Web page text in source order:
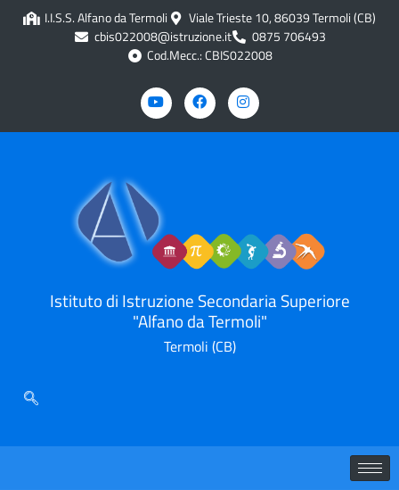
contenutoI.I.S.S. Alfano da Termoli
Viale Trieste 10, 86039 Termoli (CB)
cbis022008@istruzione.it
0875 706493
Cod.Mecc.: CBIS022008
Istituto di Istruzione Secondaria Superiore
"Alfano da Termoli"
Termoli (CB)